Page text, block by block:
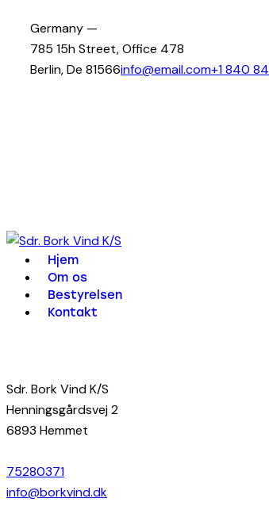
Germany —
785 15h Street, Office 478
Berlin, De 81566info@email.com+1 840
Hjem
Om os
Bestyrelsen
Kontakt
Sdr. Bork Vind K/S
Henningsgårdsvej 2
6893 Hemmet
75280371
info@borkvind.dk